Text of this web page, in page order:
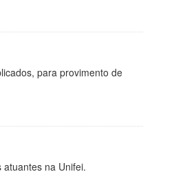
para provimento de
atuantes na Unifei.